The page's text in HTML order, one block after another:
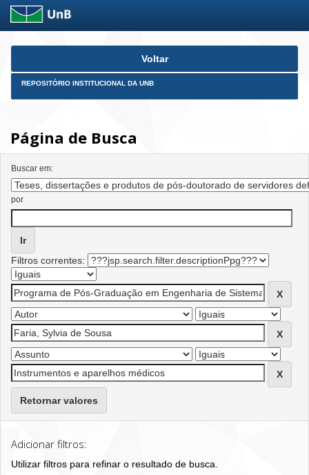
Skip
Voltar
REPOSITÓRIO INSTITUCIONAL DA UNB
Página de Busca
Buscar em:
por
Filtros correntes:
Retornar valores
Adicionar filtros:
Utilizar filtros para refinar o resultado de busca.